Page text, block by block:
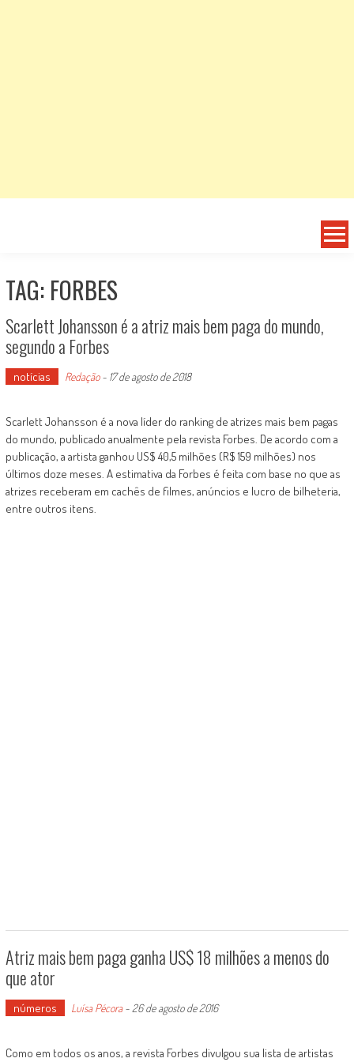
TAG: FORBES
Scarlett Johansson é a atriz mais bem paga do mundo,
segundo a Forbes
notícias Redação- 17 de agosto de 2018
Scarlett Johansson é a nova líder do ranking de atrizes mais bem pagas
do mundo, publicado anualmente pela revista Forbes. De acordo com a
publicação, a artista ganhou US$ 40,5 milhões (R$ 159 milhões) nos
últimos doze meses. A estimativa da Forbes é feita com base no que as
atrizes receberam em cachês de filmes, anúncios e lucro de bilheteria,
entre outros itens.
Atriz mais bem paga ganha US$ 18 milhões a menos do
que ator
números Luísa Pécora- 26 de agosto de 2016
Como em todos os anos, a revista Forbes divulgou sua lista de artistas